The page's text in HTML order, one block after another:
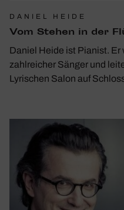
DANIEL HEIDE
Vom Stehen in der
Daniel Heide ist Pianist.
zahlreicher Sänger und
Lyrischen Salon auf